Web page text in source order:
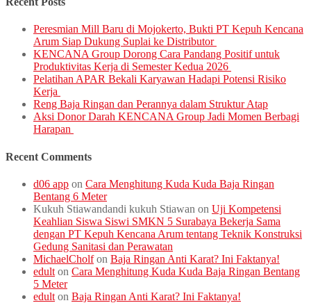
Peresmian Mill Baru di Mojokerto, Bukti PT Kepuh Kencana
Arum Siap Dukung Suplai ke Distributor
KENCANA Group Dorong Cara Pandang Positif untuk
Produktivitas Kerja di Semester Kedua 2026
Pelatihan APAR Bekali Karyawan Hadapi Potensi Risiko
Kerja
Reng Baja Ringan dan Perannya dalam Struktur Atap
Aksi Donor Darah KENCANA Group Jadi Momen Berbagi
Harapan
Recent Comments
d06 app on Cara Menghitung Kuda Kuda Baja Ringan
Bentang 6 Meter
Kukuh Stiawandandi kukuh Stiawan on Uji Kompetensi
Keahlian Siswa Siswi SMKN 5 Surabaya Bekerja Sama
dengan PT Kepuh Kencana Arum tentang Teknik Konstruksi
Gedung Sanitasi dan Perawatan
MichaelCholfon Baja Ringan Anti Karat? Ini Faktanya!
edult on Cara Menghitung Kuda Kuda Baja Ringan Bentang
5 Meter
edult on Baja Ringan Anti Karat? Ini Faktanya!